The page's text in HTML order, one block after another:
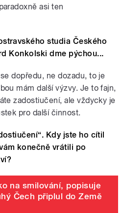
asi ten
studia Českého
Konkolski dme pýchou...
dopředu, ne dozadu, to je
mám další výzvy. Je to fajn,
zadostiučení, ale vždycky je
pro další činnost.
Kdy jste ho cítil
konečně vrátili po
na smilování, popisuje
Čech připlul do Země